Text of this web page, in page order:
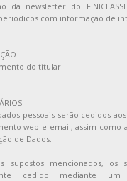
da newsletter do
com informação de
do titular.
pessoais serão cedidos
web e email, assim como
de Dados.
supostos mencionados, os
cedido mediante um